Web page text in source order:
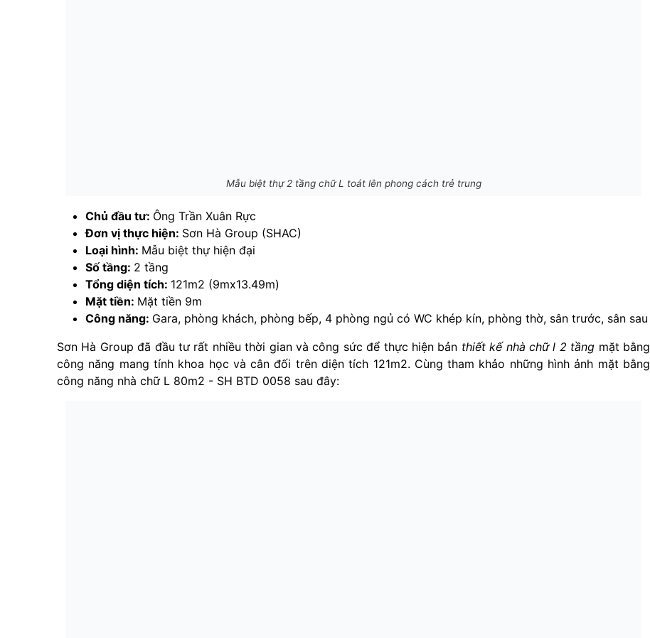
Mẫu biệt thự 2 tầng chữ L toát lên phong cách trẻ trung
Chủ đầu tư: Ông Trần Xuân Rực
Đơn vị thực hiện: Sơn Hà Group (SHAC)
Loại hình: Mẫu biệt thự hiện đại
Số tầng: 2 tầng
Tổng diện tích: 121m2 (9mx13.49m)
Mặt tiền: Mặt tiền 9m
Công năng: Gara, phòng khách, phòng bếp, 4 phòng ngủ có WC khép kín, phòng thờ, sân trước, sân sau
Sơn Hà Group đã đầu tư rất nhiều thời gian và công sức để thực hiện bản thiết kế nhà chữ l 2 tầng mặt bằng
công năng mang tính khoa học và cân đối trên diện tích 121m2. Cùng tham khảo những hình ảnh mặt bằng
công năng nhà chữ L 80m2 - SH BTD 0058 sau đây: